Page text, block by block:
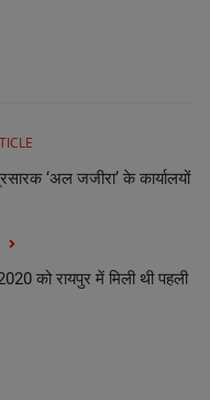
‘अल जजीरा’ के कार्यालयों
को रायपुर में मिली थी पहली